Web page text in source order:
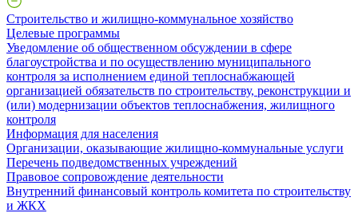
Строительство и жилищно-коммунальное хозяйство
Целевые программы
Уведомление об общественном обсуждении в сфере
благоустройства и по осуществлению муниципального
контроля за исполнением единой теплоснабжающей
организацией обязательств по строительству, реконструкции и
(или) модернизации объектов теплоснабжения, жилищного
контроля
Информация для населения
Организации, оказывающие жилищно-коммунальные услуги
Перечень подведомственных учреждений
Правовое сопровождение деятельности
Внутренний финансовый контроль комитета по строительству
и ЖКХ